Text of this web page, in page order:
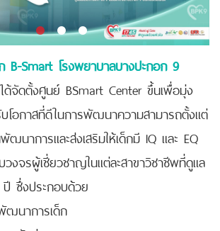
B-Smart โรงพยาบาลบางปะกอก 9
ได้จัดตั้งศูนย์ BSmart Center ขึ้นเพื่อมุ่ง
บโอกาสที่ดีในการพัฒนาความสามารถตั้งแต่
ฒนาการและส่งเสริมให้เด็กมี IQ และ EQ
งจรผู้เชี่ยวชาญในแต่ละสาขาวิชาชีพที่ดูแล
ซึ่งประกอบด้วย
นาการเด็ก